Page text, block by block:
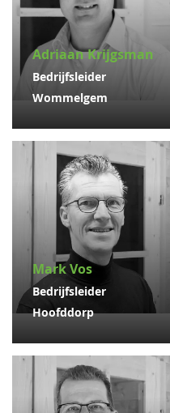
Adriaan Krijgsman
Bedrijfsleider
Wommelgem
Mark Vos
Bedrijfsleider
Hoofddorp